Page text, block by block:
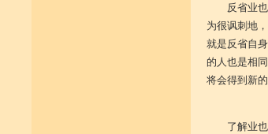
反省业
为很讽刺地
就是反省自
的人也是相
将会得到新
了解业